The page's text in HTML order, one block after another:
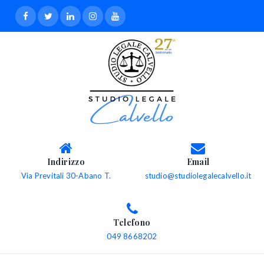
Indirizzo
Via Previtali 30-Abano T.
Email
studio@studiolegalecalvello.it
Telefono
049 8668202